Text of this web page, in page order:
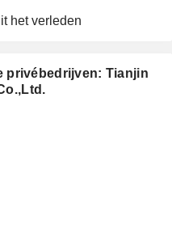
het verleden
privébedrijven: Tianjin